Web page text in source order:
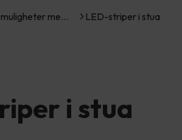
me… LED-striper i stua
i stua